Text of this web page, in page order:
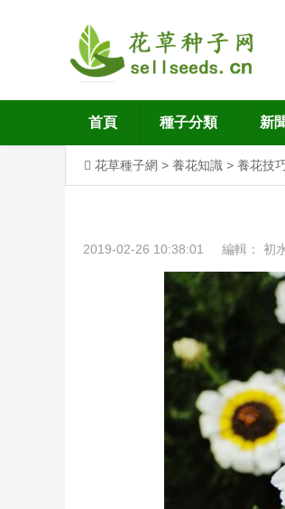
首頁 種子分類 新
花草種子網 > 養花知識 > 養花技
2019-02-26 10:38:01 編輯： 初